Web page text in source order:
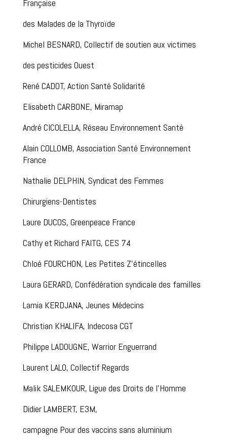
Française
des Malades de la Thyroïde
Michel BESNARD, Collectif de soutien aux victimes
des pesticides Ouest
René CADOT, Action Santé Solidarité
Elisabeth CARBONE, Miramap
André CICOLELLA, Réseau Environnement Santé
Alain COLLOMB, Association Santé Environnement
France
Nathalie DELPHIN, Syndicat des Femmes
Chirurgiens-Dentistes
Laure DUCOS, Greenpeace France
Cathy et Richard FAITG, CES 74
Chloé FOURCHON, Les Petites Z’étincelles
Laura GERARD, Confédération syndicale des familles
Lamia KERDJANA, Jeunes Médecins
Christian KHALIFA, Indecosa CGT
Philippe LADOUGNE, Warrior Enguerrand
Laurent LALO, Collectif Regards
Malik SALEMKOUR, Ligue des Droits de l’Homme
Didier LAMBERT, E3M,
campagne Pour des vaccins sans aluminium